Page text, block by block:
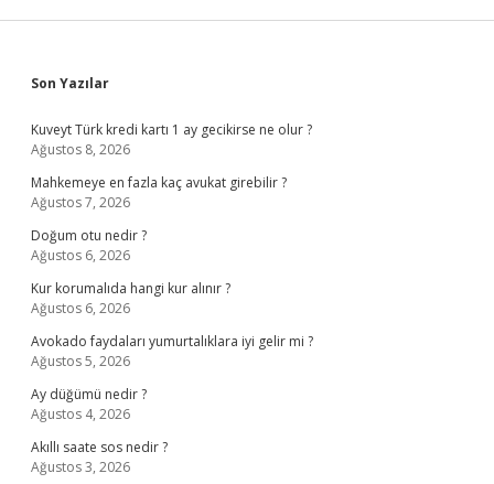
Sidebar
Son Yazılar
Kuveyt Türk kredi kartı 1 ay gecikirse ne olur ?
Ağustos 8, 2026
Mahkemeye en fazla kaç avukat girebilir ?
Ağustos 7, 2026
Doğum otu nedir ?
Ağustos 6, 2026
Kur korumalıda hangi kur alınır ?
Ağustos 6, 2026
Avokado faydaları yumurtalıklara iyi gelir mi ?
Ağustos 5, 2026
Ay düğümü nedir ?
Ağustos 4, 2026
Akıllı saate sos nedir ?
Ağustos 3, 2026